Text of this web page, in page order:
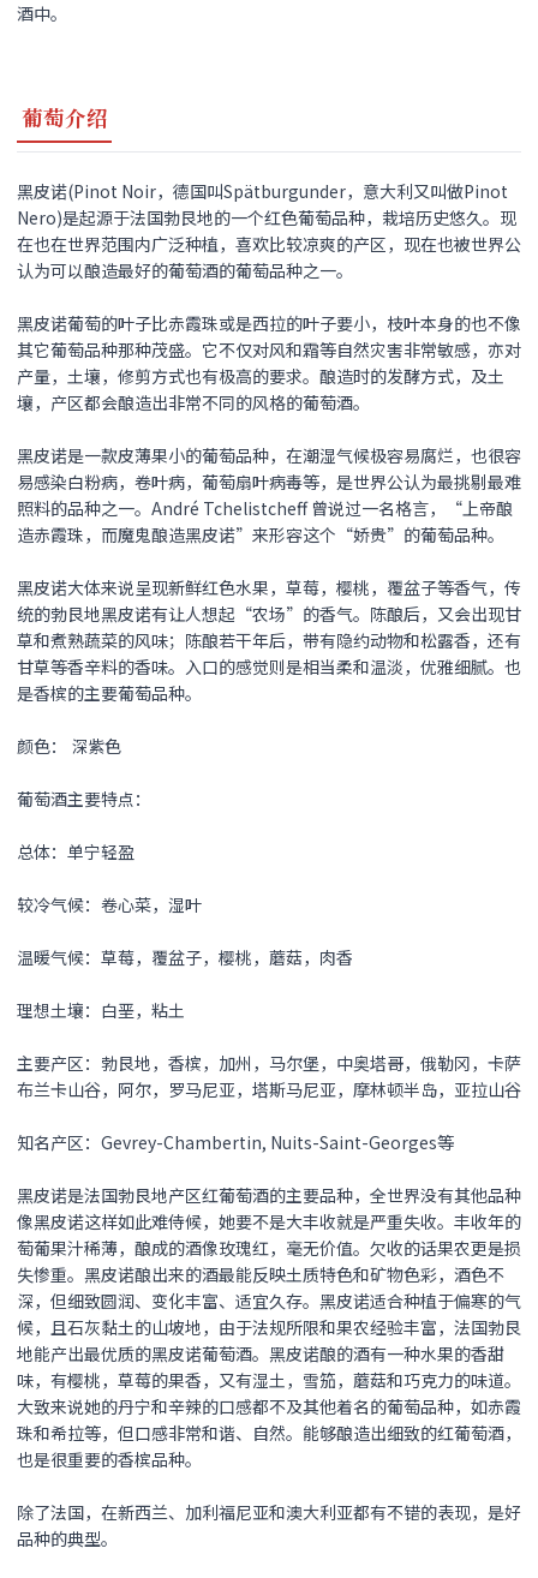
酒中。
葡萄介绍
黑皮诺(Pinot Noir，德国叫Spätburgunder，意大利又叫做Pinot
Nero)是起源于法国勃艮地的一个红色葡萄品种，栽培历史悠久。现
在也在世界范围内广泛种植，喜欢比较凉爽的产区，现在也被世界公
认为可以酿造最好的葡萄酒的葡萄品种之一。
黑皮诺葡萄的叶子比赤霞珠或是西拉的叶子要小，枝叶本身的也不像
其它葡萄品种那种茂盛。它不仅对风和霜等自然灾害非常敏感，亦对
产量，土壤，修剪方式也有极高的要求。酿造时的发酵方式，及土
壤，产区都会酿造出非常不同的风格的葡萄酒。
黑皮诺是一款皮薄果小的葡萄品种，在潮湿气候极容易腐烂，也很容
易感染白粉病，卷叶病，葡萄扇叶病毒等，是世界公认为最挑剔最难
照料的品种之一。André Tchelistcheff 曾说过一名格言，“上帝酿
造赤霞珠，而魔鬼酿造黑皮诺”来形容这个“娇贵”的葡萄品种。
黑皮诺大体来说呈现新鲜红色水果，草莓，樱桃，覆盆子等香气，传
统的勃艮地黑皮诺有让人想起“农场”的香气。陈酿后，又会出现甘
草和煮熟蔬菜的风味；陈酿若干年后，带有隐约动物和松露香，还有
甘草等香辛料的香味。入口的感觉则是相当柔和温淡，优雅细腻。也
是香槟的主要葡萄品种。
颜色： 深紫色
葡萄酒主要特点：
总体：单宁轻盈
较冷气候：卷心菜，湿叶
温暖气候：草莓，覆盆子，樱桃，蘑菇，肉香
理想土壤：白垩，粘土
主要产区：勃艮地，香槟，加州，马尔堡，中奥塔哥，俄勒冈，卡萨
布兰卡山谷，阿尔，罗马尼亚，塔斯马尼亚，摩林顿半岛，亚拉山谷
知名产区：Gevrey-Chambertin, Nuits-Saint-Georges等
黑皮诺是法国勃艮地产区红葡萄酒的主要品种，全世界没有其他品种
像黑皮诺这样如此难侍候，她要不是大丰收就是严重失收。丰收年的
萄葡果汁稀薄，酿成的酒像玫瑰红，毫无价值。欠收的话果农更是损
失惨重。黑皮诺酿出来的酒最能反映土质特色和矿物色彩，酒色不
深，但细致圆润、变化丰富、适宜久存。黑皮诺适合种植于偏寒的气
候，且石灰黏土的山坡地，由于法规所限和果农经验丰富，法国勃艮
地能产出最优质的黑皮诺葡萄酒。黑皮诺酿的酒有一种水果的香甜
味，有樱桃，草莓的果香，又有湿土，雪笳，蘑菇和巧克力的味道。
大致来说她的丹宁和辛辣的口感都不及其他着名的葡萄品种，如赤霞
珠和希拉等，但口感非常和谐、自然。能够酿造出细致的红葡萄酒，
也是很重要的香槟品种。
除了法国，在新西兰、加利福尼亚和澳大利亚都有不错的表现，是好
品种的典型。